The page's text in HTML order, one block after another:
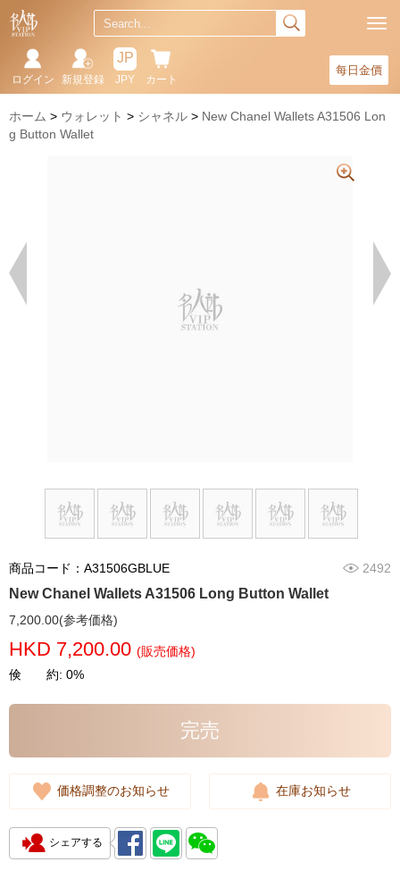
每日金價
カート
JP
JPY
新規登録
ログイン
ホーム ウォレット シャネル
New Chanel Wallets A31506 Lon
g Button Wallet
商品コード：A31506GBLUE 2492
New Chanel Wallets A31506 Long Button Wallet
7,200.00(参考価格)
HKD 7,200.00 (販売価格)
倹 約: 0%
完売
価格調整のお知らせ 在庫お知らせ
シェアする